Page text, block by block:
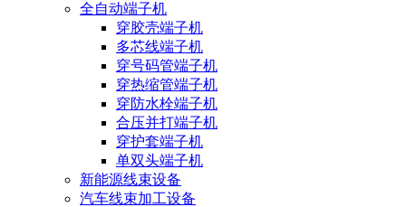
全自动端子机
穿胶壳端子机
多芯线端子机
穿号码管端子机
穿热缩管端子机
穿防水栓端子机
合压并打端子机
穿护套端子机
单双头端子机
新能源线束设备
汽车线束加工设备